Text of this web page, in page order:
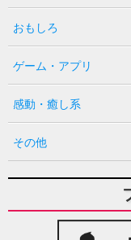
おもしろ
ゲーム・アプリ
感動・癒し系
その他